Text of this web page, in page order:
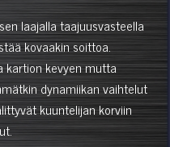
laajalla taajuusvasteella
kovaakin soittoa.
kartion kevyen mutta
dynamiikan vaihtelut
kuuntelijan korviin